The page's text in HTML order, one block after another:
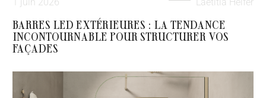
1 juin 2026 Laetitia Helfer
BARRES LED EXTÉRIEURES : LA TENDANCE
INCONTOURNABLE POUR STRUCTURER VOS
FAÇADES